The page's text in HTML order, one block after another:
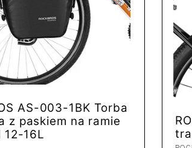
AS-003-1BK Torba
z paskiem na ramie
16L